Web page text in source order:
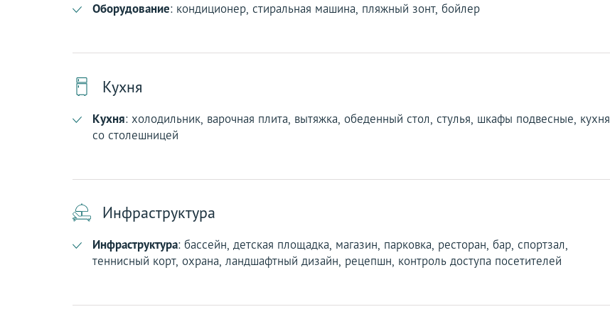
Оборудование: кондиционер, стиральная машина, пляжный зонт, бойлер
Кухня
Кухня: холодильник, варочная плита, вытяжка, обеденный стол, стулья, шкафы подвесные, кухня
со столешницей
Инфраструктура
Инфраструктура: бассейн, детская площадка, магазин, парковка, ресторан, бар, спортзал,
теннисный корт, охрана, ландшафтный дизайн, рецепшн, контроль доступа посетителей